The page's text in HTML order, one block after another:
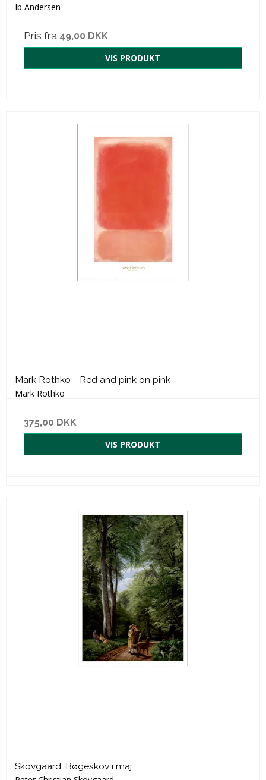
Ib Andersen
Pris fra 49,00 DKK
VIS PRODUKT
Mark Rothko - Red and pink on pink
Mark Rothko
375,00 DKK
VIS PRODUKT
Skovgaard, Bøgeskov i maj